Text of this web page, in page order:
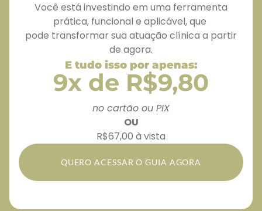
Você está investindo em uma ferramenta
prática, funcional e aplicável, que
pode transformar sua atuação clínica a partir
de agora.
E tudo isso por apenas:
9x de R$9,80
no cartão ou PIX
OU
R$67,00 à vista
QUERO ACESSAR O GUIA AGORA